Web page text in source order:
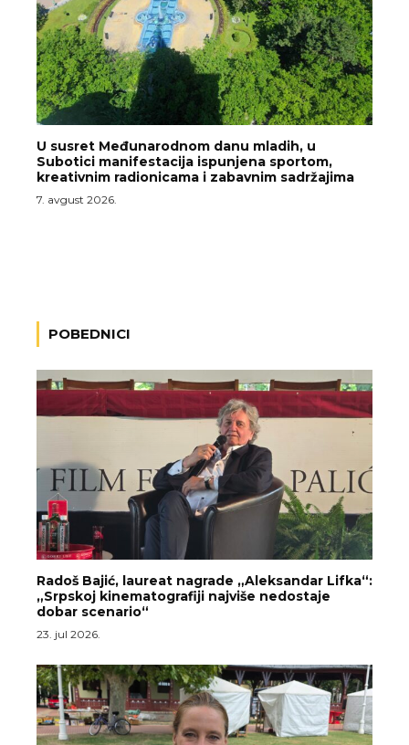
U susret Međunarodnom danu mladih, u
Subotici manifestacija ispunjena sportom,
kreativnim radionicama i zabavnim sadržajima
7. avgust 2026.
POBEDNICI
Radoš Bajić, laureat nagrade „Aleksandar Lifka“:
„Srpskoj kinematografiji najviše nedostaje
dobar scenario“
23. jul 2026.